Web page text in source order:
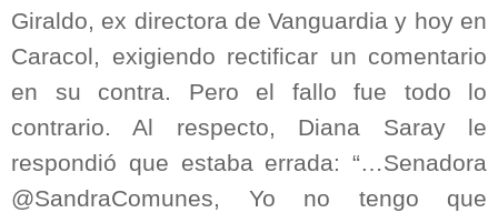
Giraldo, ex directora de Vanguardia y hoy en
Caracol, exigiendo rectificar un comentario
en su contra. Pero el fallo fue todo lo
contrario. Al respecto, Diana Saray le
respondió que estaba errada: “…Senadora
@SandraComunes, Yo no tengo que